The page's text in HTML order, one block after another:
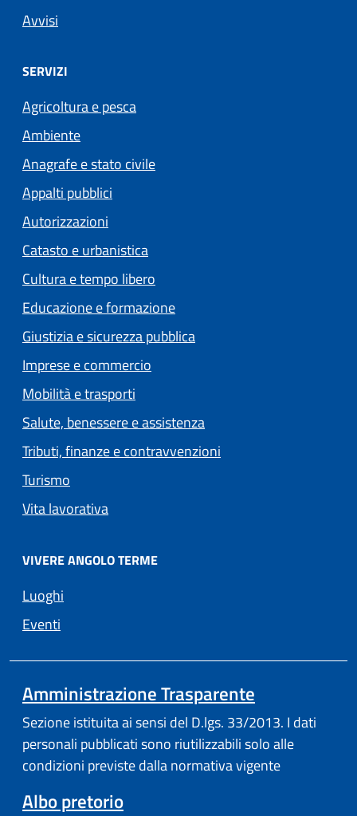
Avvisi
SERVIZI
Agricoltura e pesca
Ambiente
Anagrafe e stato civile
Appalti pubblici
Autorizzazioni
Catasto e urbanistica
Cultura e tempo libero
Educazione e formazione
Giustizia e sicurezza pubblica
Imprese e commercio
Mobilità e trasporti
Salute, benessere e assistenza
Tributi, finanze e contravvenzioni
Turismo
Vita lavorativa
VIVERE ANGOLO TERME
Luoghi
Eventi
Amministrazione Trasparente
Sezione istituita ai sensi del D.lgs. 33/2013. I dati
personali pubblicati sono riutilizzabili solo alle
condizioni previste dalla normativa vigente
Albo pretorio